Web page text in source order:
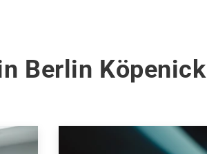
Berlin Köpenick